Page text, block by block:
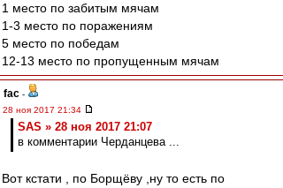
1 место по забитым мячам
1-3 место по поражениям
5 место по победам
12-13 место по пропущенным мячам
fac -
28 ноя 2017 21:34
SAS » 28 ноя 2017 21:07
в комментарии Черданцева ...
Вот кстати , по Борщёву ,ну то есть по